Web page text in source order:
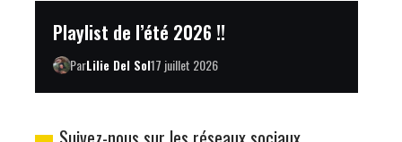
Playlist de l’été 2026 !!
ParLilie Del Sol17 juillet 2026